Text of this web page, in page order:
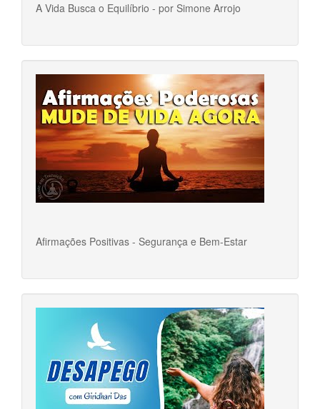
A Vida Busca o Equilíbrio - por Simone Arrojo
Afirmações Positivas - Segurança e Bem-Estar